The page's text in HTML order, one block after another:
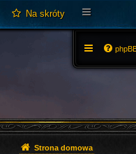
Na skróty
Strona domowa